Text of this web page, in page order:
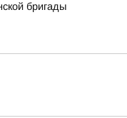
бригады